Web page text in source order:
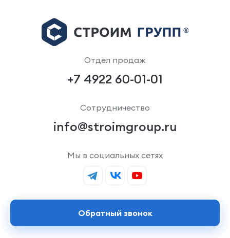
Отдел продаж
+7 4922 60-01-01
Сотрудничество
info@stroimgroup.ru
Мы в социальных сетях
Обратный звонок